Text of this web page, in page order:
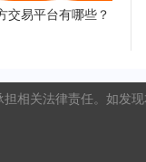
交易平台有哪些？
相关法律责任。如发